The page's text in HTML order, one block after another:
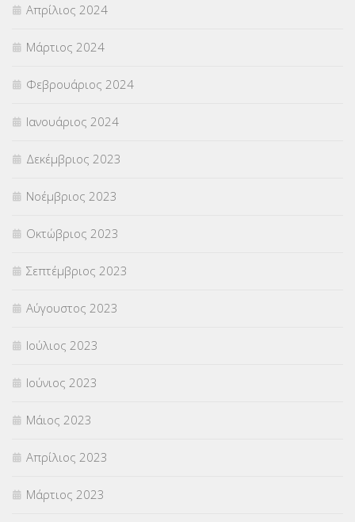
Απρίλιος 2024
Μάρτιος 2024
Φεβρουάριος 2024
Ιανουάριος 2024
Δεκέμβριος 2023
Νοέμβριος 2023
Οκτώβριος 2023
Σεπτέμβριος 2023
Αύγουστος 2023
Ιούλιος 2023
Ιούνιος 2023
Μάιος 2023
Απρίλιος 2023
Μάρτιος 2023